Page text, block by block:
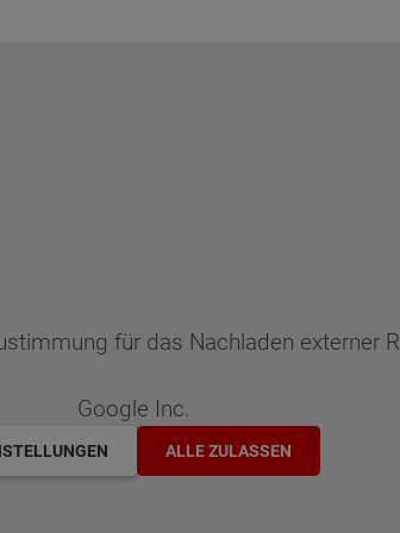
für das Nachladen externer
Google Inc.
ALLE ZULASSEN